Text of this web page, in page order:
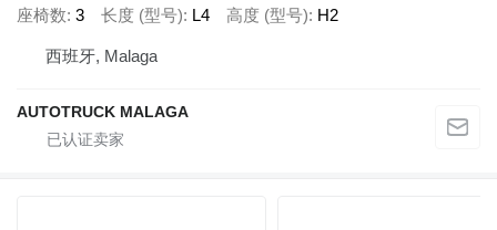
座椅数 3 长度 (型号) L4 高度 (型号) H2
西班牙, Malaga
AUTOTRUCK MALAGA